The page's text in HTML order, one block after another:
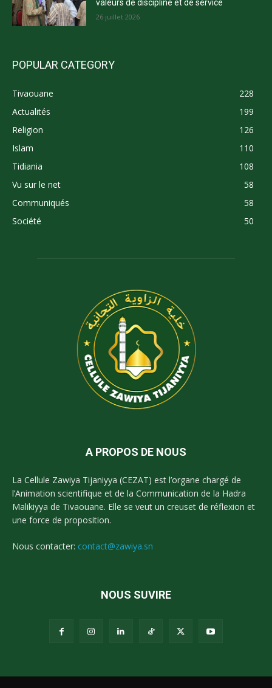
valeurs de discipline et de service
26 juillet 2026
POPULAR CATEGORY
Tivaouane
228
Actualités
199
Religion
126
Islam
110
Tidiania
108
Vu sur le net
58
Communiqués
58
Société
50
A PROPOS DE NOUS
La Cellule Zawiya Tijaniyya (CEZAT) est l’organe chargé de
l’Animation scientifique et de la Communication de la Hadra
Malikiyya de Tivaouane. Elle se veut un creuset de réflexion et
une force de proposition.
Nous contacter: contact@zawiya.sn
NOUS SUVIRE